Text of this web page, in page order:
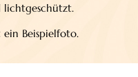
lichtgeschützt.
Beispielfoto.